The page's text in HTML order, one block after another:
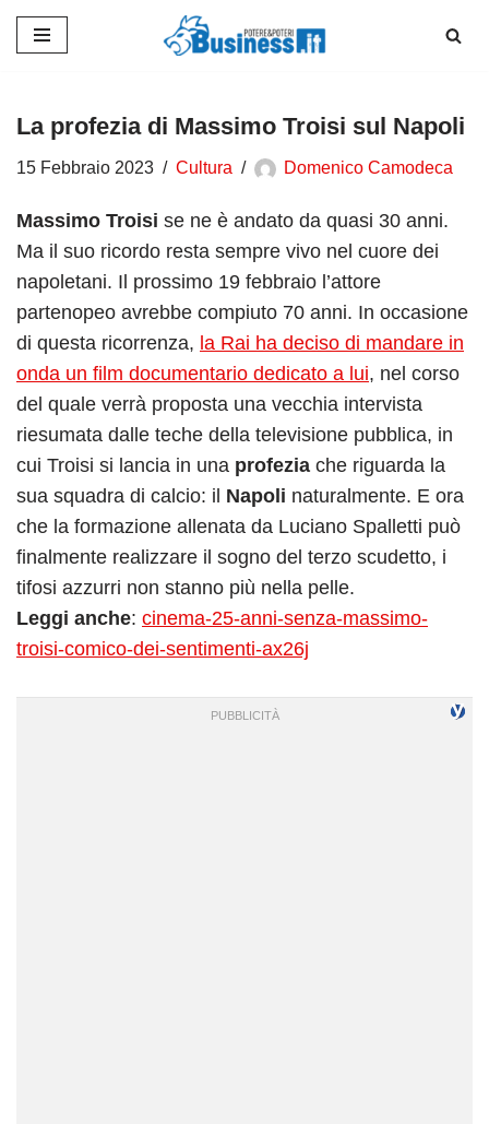
contenuto
La profezia di Massimo Troisi sul Napoli
15 Febbraio 2023 Cultura Domenico Camodeca
Massimo Troisi se ne è andato da quasi 30 anni.
Ma il suo ricordo resta sempre vivo nel cuore dei
napoletani. Il prossimo 19 febbraio l’attore
partenopeo avrebbe compiuto 70 anni. In occasione
di questa ricorrenza, la Rai ha deciso di mandare in
onda un film documentario dedicato a lui, nel corso
del quale verrà proposta una vecchia intervista
riesumata dalle teche della televisione pubblica, in
cui Troisi si lancia in una profezia che riguarda la
sua squadra di calcio: il Napoli naturalmente. E ora
che la formazione allenata da Luciano Spalletti può
finalmente realizzare il sogno del terzo scudetto, i
tifosi azzurri non stanno più nella pelle.
Leggi anche: cinema-25-anni-senza-massimo-
troisi-comico-dei-sentimenti-ax26j